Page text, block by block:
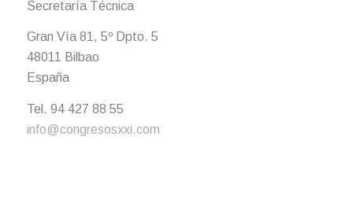
Secretaría Técnica
Gran Vía 81, 5º Dpto. 5
48011 Bilbao
España
Tel. 94 427 88 55
info@congresosxxi.com